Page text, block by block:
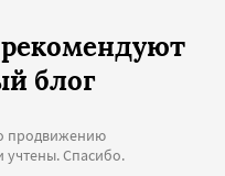
рекомендуют
блог
продвижению
учтены. Спасибо.